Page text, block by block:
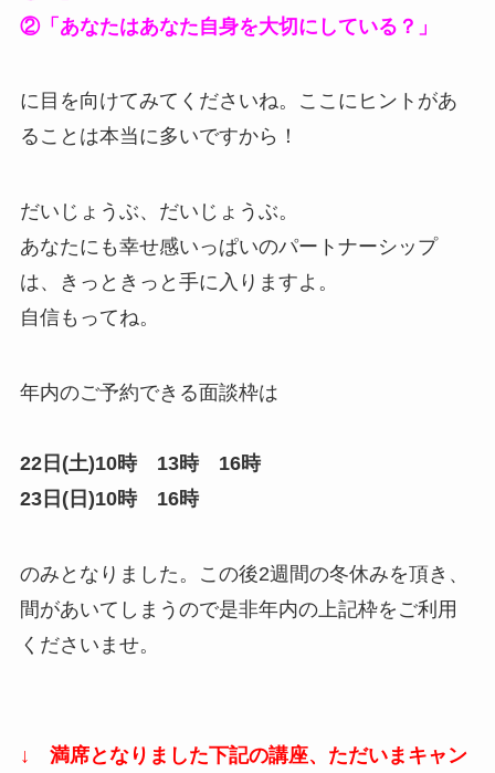
②「あなたはあなた自身を大切にしている？」
に目を向けてみてくださいね。ここにヒントがあ
ることは本当に多いですから！
だいじょうぶ、だいじょうぶ。
あなたにも幸せ感いっぱいのパートナーシップ
は、きっときっと手に入りますよ。
自信もってね。
年内のご予約できる面談枠は
22日(土)10時 13時 16時
23日(日)10時 16時
のみとなりました。この後2週間の冬休みを頂き、
間があいてしまうので是非年内の上記枠をご利用
くださいませ。
↓ 満席となりました下記の講座、ただいまキャン